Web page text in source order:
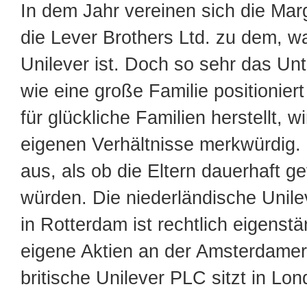
In dem Jahr vereinen sich die
die Lever Brothers Ltd. zu dem,
Unilever ist. Doch so sehr das
wie eine große Familie
für glückliche Familien herstellt,
eigenen Verhältnisse
aus, als ob die Eltern dauerhaft
würden. Die niederländische
in Rotterdam ist rechtlich
eigene Aktien an der
britische Unilever PLC sitzt in